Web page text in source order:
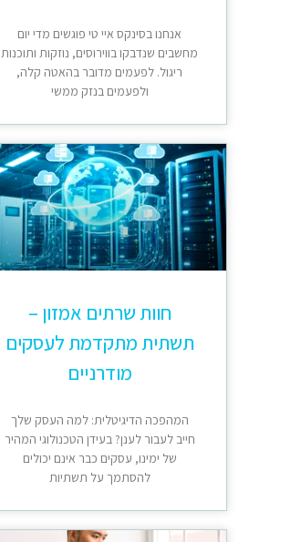
אנחנו בסינקס איי טי פוגשים מדי יום
מחשבים שנדבקו בווירוסים, נוזקות ותוכנות
ריגול. לפעמים מדובר בהאטה קלה,
ולפעמים בנזק ממשי
חוות שרתים אמזון –
תשתית מתקדמת לעסקים
מודרניים
המהפכה הדיגיטלית: למה העסק שלך
חייב לעבור לענן? בעידן הטכנולוגי המהיר
של ימינו, עסקים כבר אינם יכולים
להסתמך על תשתיות